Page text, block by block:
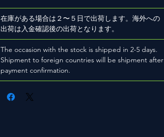
在庫がある場合は２〜５日で出荷します。海外への
出荷は入金確認後の出荷となります。
The occasion with the stock is shipped in 2-5 days.
Shipment to foreign countries will be shipment after
payment confirmation.